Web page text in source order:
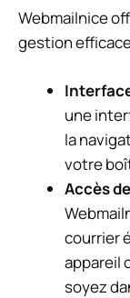
Webmailnice
gestion
une
la
votre
Accès
courrier
appareil
soyez